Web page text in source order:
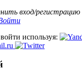
вход/
используя: